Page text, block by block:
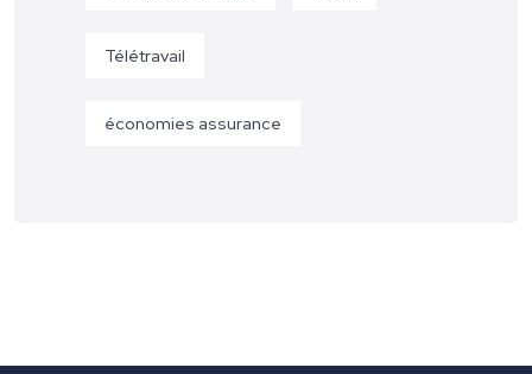
Télétravail
économies assurance